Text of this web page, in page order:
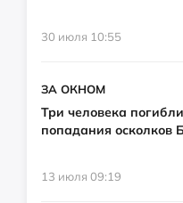
30 июля 10:55
ЗА ОКНОМ
Три человека
попадания осколков
13 июля 09:19